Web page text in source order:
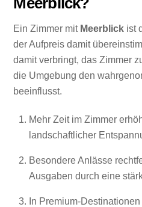
Ein Zimmer mit Meerblick ist
der Aufpreis damit
damit verbringt, das Zimmer
die Umgebung den
beeinflusst.
Mehr Zeit im Zimmer
landschaftlicher
Besondere Anlässe
Ausgaben durch eine
In Premium-